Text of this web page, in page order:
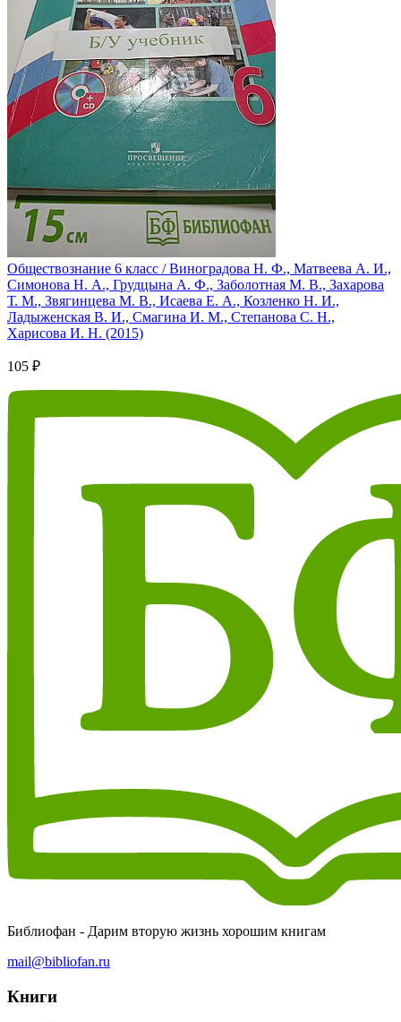
Обществознание 6 класс / Виноградова Н. Ф., Матвеева А. И.,
Симонова Н. А., Грудцына А. Ф., Заболотная М. В., Захарова
Т. М., Звягинцева М. В., Исаева Е. А., Козленко Н. И.,
Ладыженская В. И., Смагина И. М., Степанова С. Н.,
Харисова И. Н. (2015)
105 ₽
Библиофан - Дарим вторую жизнь хорошим книгам
mail@bibliofan.ru
Книги